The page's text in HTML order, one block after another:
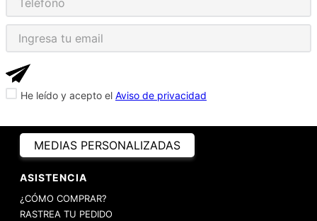
He leído y acepto el Aviso de privacidad
MEDIAS PERSONALIZADAS
ASISTENCIA
¿CÓMO COMPRAR?
RASTREA TU PEDIDO